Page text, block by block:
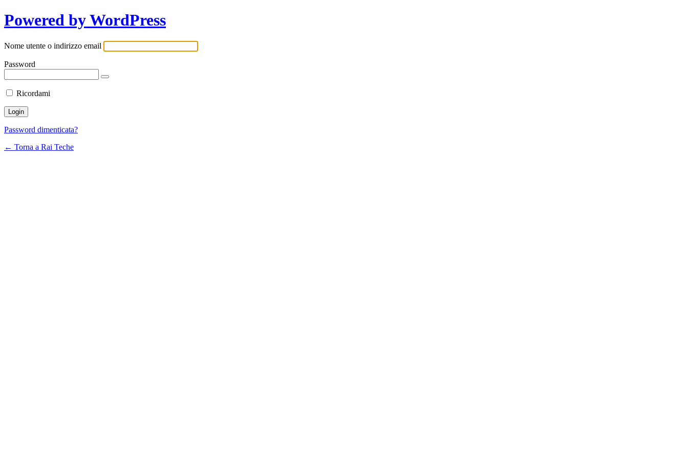
Powered by WordPress
Nome utente o indirizzo email
Password
Ricordami
Password dimenticata?
← Torna a Rai Teche